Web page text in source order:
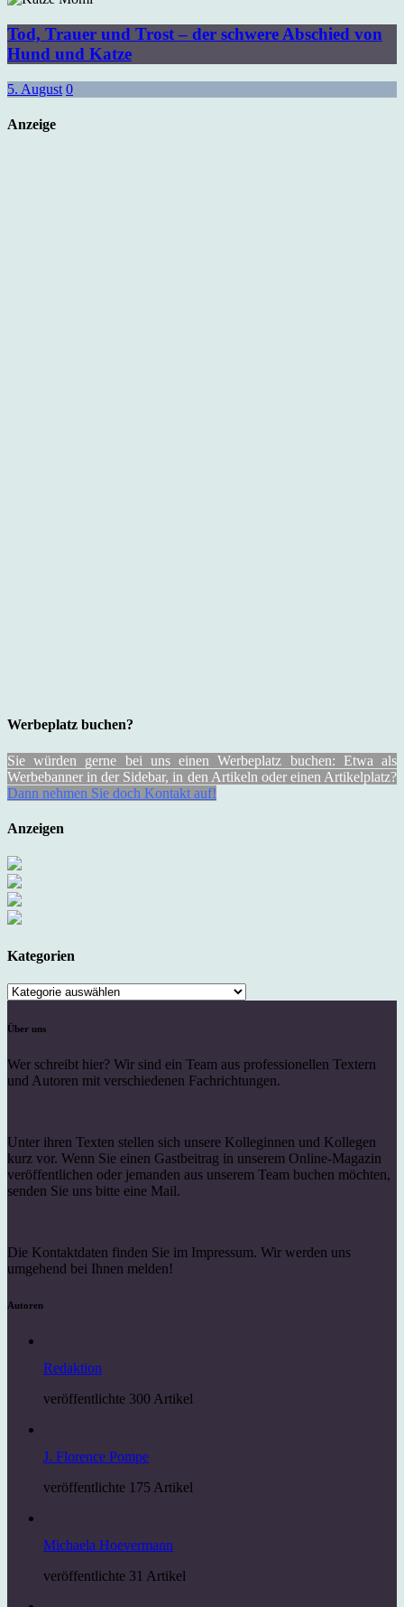
Tod, Trauer und Trost – der schwere Abschied von
Hund und Katze
5. August 0
Anzeige
Werbeplatz buchen?
Sie würden gerne bei uns einen Werbeplatz buchen: Etwa als
Werbebanner in der Sidebar, in den Artikeln oder einen Artikelplatz?
Dann nehmen Sie doch Kontakt auf!
Anzeigen
Kategorien
Kategorien
Über uns
Wer schreibt hier? Wir sind ein Team aus professionellen Textern
und Autoren mit verschiedenen Fachrichtungen.
Unter ihren Texten stellen sich unsere Kolleginnen und Kollegen
kurz vor. Wenn Sie einen Gastbeitrag in unserem Online-Magazin
veröffentlichen oder jemanden aus unserem Team buchen möchten,
senden Sie uns bitte eine Mail.
Die Kontaktdaten finden Sie im Impressum. Wir werden uns
umgehend bei Ihnen melden!
Autoren
Redaktion
veröffentlichte 300 Artikel
J. Florence Pompe
veröffentlichte 175 Artikel
Michaela Hoevermann
veröffentlichte 31 Artikel